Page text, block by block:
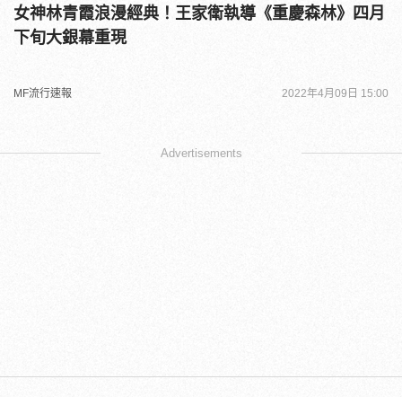
女神林青霞浪漫經典！王家衛執導《重慶森林》四月
下旬大銀幕重現
MF流行速報 2022年4月09日 15:00
Advertisements